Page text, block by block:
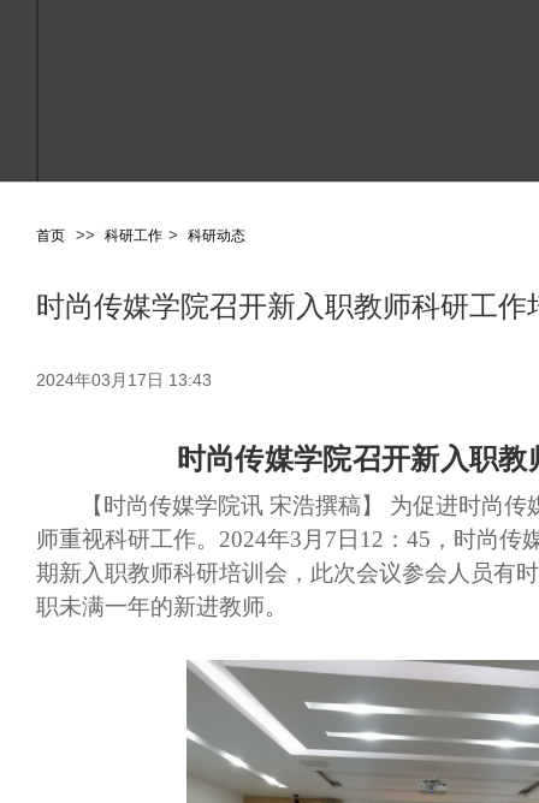
首页 >> 科研工作 > 科研动态
时尚传媒学院召开新入职教师科研工作
2024年03月17日 13:43
时尚传媒学院召开新入职
【时尚传媒学院讯 宋浩撰稿】 为促进时尚传
师重视科研工作。2024年3月7日12：45，时尚传
期新入职教师科研培训会，此次会议参会人员有
职未满一年的新进教师。
点击进入搜索或按ESC关闭